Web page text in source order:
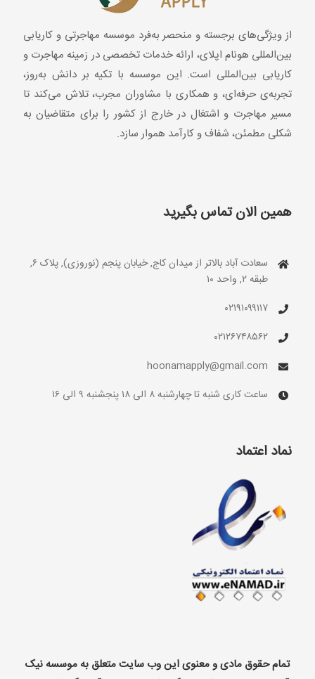
از ویژگی‌های برجسته و منحصر به‌فرد موسسه مهاجرتی و کاریابی
بین‌المللی هونام اپلای، ارائه خدمات تخصصی در زمینه مهاجرت و
کاریابی بین‌المللی است. این موسسه با تکیه بر دانش به‌روز،
تجربه‌ی حرفه‌ای، و همکاری با مشاوران مجرب، تلاش می‌کند تا
مسیر مهاجرت و اشتغال در خارج از کشور را برای متقاضیان به
شکلی مطمئن، شفاف و کارآمد هموار سازد.
همین الان تماس بگیرید
سعادت آباد بالاتر از میدان کاج, خیابان پنجم (نوروزی), پلاک ۶,
طبقه ۲, واحد ۱۰
۰۲۱۹۱۰۹۹۱۱۷
۰۲۱۲۶۷۴۸۵۶۲
hoonamapply@gmail.com
ساعت کاری شنبه تا چهارشنبه ۸ الی ۱۸ پنجشنبه ۹ الی ۱۶
نماد اعتماد
تمام حقوق مادی و معنوی این وب سایت متعلق به موسسه نیک